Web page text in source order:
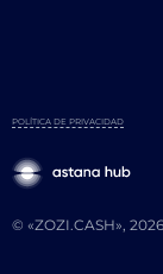
© «ZOZI.CASH», 2026
POLÍTICA DE PRIVACIDAD